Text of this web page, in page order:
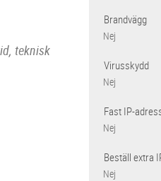
teknisk
Brandvägg
Nej
Virusskydd
Nej
Fast IP-
Nej
Beställ extra
Nej